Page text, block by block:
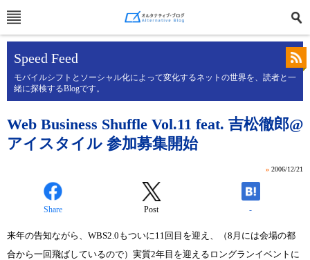
Speed Feed
モバイルシフトとソーシャル化によって変化するネットの世界を、読者と一
緒に探検するBlogです。
Web Business Shuffle Vol.11 feat. 吉松徹郎@
アイスタイル 参加募集開始
» 2006/12/21
Share Post -
来年の告知ながら、WBS2.0もついに11回目を迎え、（8月には会場の都
合から一回飛ばしているので）実質2年目を迎えるロングランイベントに